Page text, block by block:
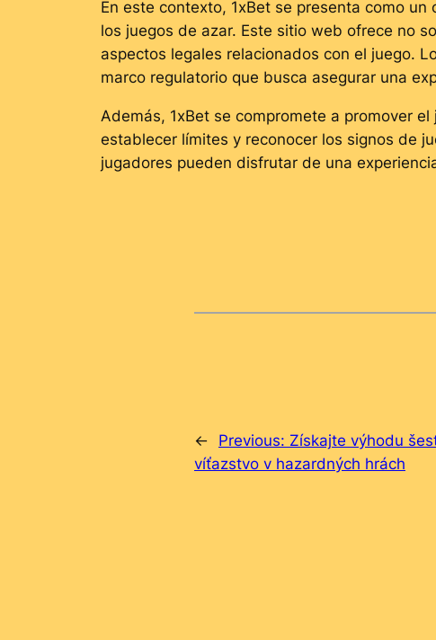
En este contexto, 1xBet se presenta como
los juegos de azar. Este sitio web ofrece no
aspectos legales relacionados con el juego.
marco regulatorio que busca asegurar una
Además, 1xBet se compromete a promover
establecer límites y reconocer los signos de
jugadores pueden disfrutar de una
← Previous: Získajte výhodu
víťazstvo v hazardných hrách